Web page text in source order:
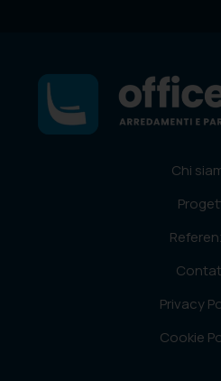
Chi
Privacy
Cookie